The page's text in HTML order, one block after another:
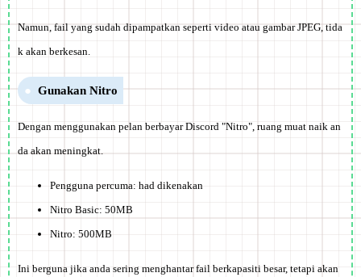
Namun, fail yang sudah dipampatkan seperti video atau gambar JPEG, tida
k akan berkesan.
Gunakan Nitro
Dengan menggunakan pelan berbayar Discord "Nitro", ruang muat naik an
da akan meningkat.
Pengguna percuma: had dikenakan
Nitro Basic: 50MB
Nitro: 500MB
Ini berguna jika anda sering menghantar fail berkapasiti besar, tetapi akan